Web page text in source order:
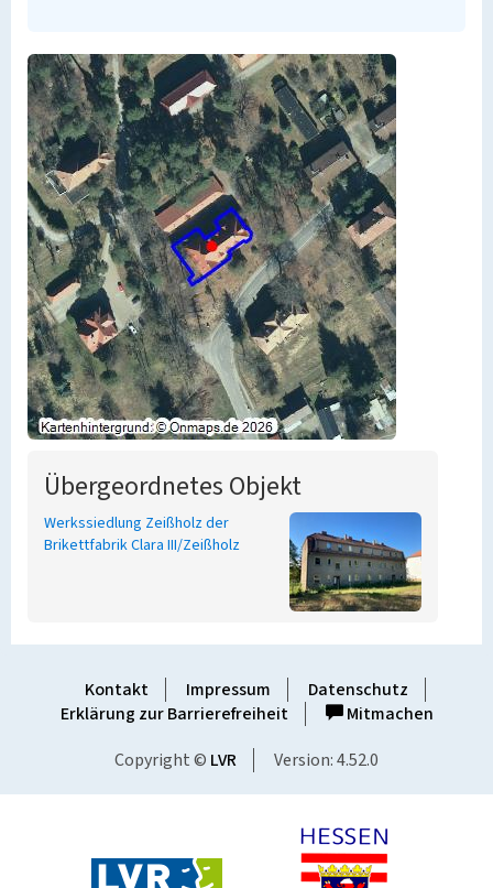
Übergeordnetes Objekt
Werkssiedlung Zeißholz der
Brikettfabrik Clara III/Zeißholz
Kontakt Impressum
Datenschutz
Erklärung zur Barrierefreiheit
Mitmachen
Copyright © LVR Version: 4.52.0